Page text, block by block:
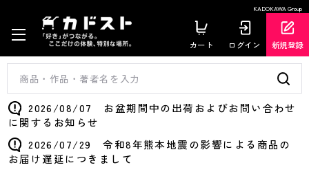
KADOKAWA Group
カート ログイン 新規登録
2026/08/07 お盆期間中の出荷およびお問い合わせ
に関するお知らせ
2026/07/29 令和8年熊本地震の影響による商品の
お届け遅延につきまして